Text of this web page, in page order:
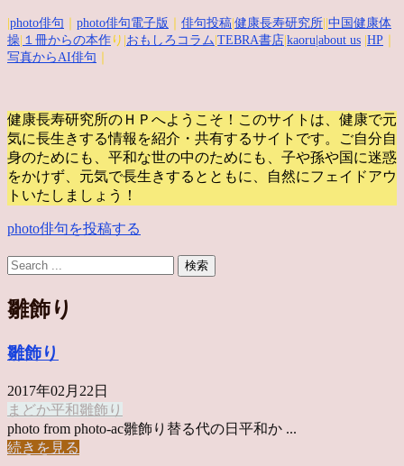
photo俳句 photo俳句電子版 俳句投稿 健康長寿研究所 中国健康体
操 １冊からの本作 り| おもしろコラム TEBRA書店 kaoru |about us HP
写真からAI俳句
健康長寿研究所のＨＰへようこそ！このサイトは、健康で元
気に長生きする情報を紹介・共有するサイトです。
ご自分自
身のためにも、平和な世の中のためにも、子や孫や国に迷惑
をかけず、元気で長生きするとともに、自然にフェイドアウ
トいたしましょう！
photo俳句を投稿する
雛飾り
雛飾り
2017年02月22日
まどか平和雛飾り
photo from photo-ac雛飾り替る代の日平和か ...
続きを見る